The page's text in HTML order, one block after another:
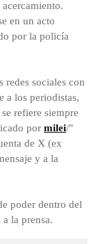
en un acto
por la policía
redes sociales con
a los periodistas,
refiere siempre
por milei/"
de X (ex
y a la
poder dentro del
la prensa.